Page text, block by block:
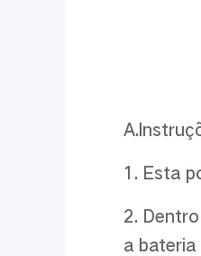
V25 5G novo
1. Esta
2.
a bateria